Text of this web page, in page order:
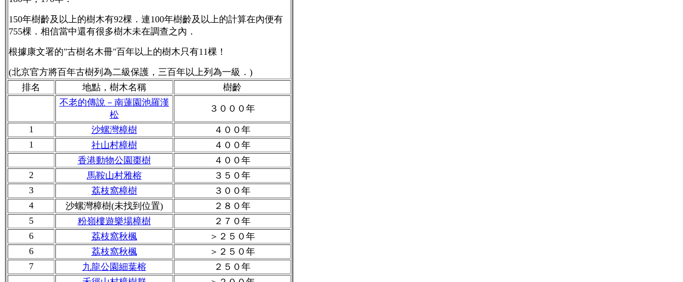
150年樹齡及以上的樹木有92棵．連100年樹齡及以上的計算在內便有
755棵．相信當中還有很多樹木未在調查之內．
根據康文署的"古樹名木冊"百年以上的樹木只有11棵！
(北京官方將百年古樹列為二級保護，三百年以上列為一級．)
排名
地點，樹木名稱
樹齡
不老的傳說－南蓮園池羅漢
松
３０００年
1 沙螺灣樟樹
４００年
1
社山村樟樹
４００年
香港動物公園棗樹
４００年
2
馬鞍山村雅榕
３５０年
3
荔枝窩樟樹
３００年
4
沙螺灣樟樹(未找到位置)
２８０年
5
粉嶺樓遊樂場樟樹
２７０年
6
荔枝窩秋楓
＞２５０年
6
荔枝窩秋楓
＞２５０年
7
九龍公園細葉榕
２５０年